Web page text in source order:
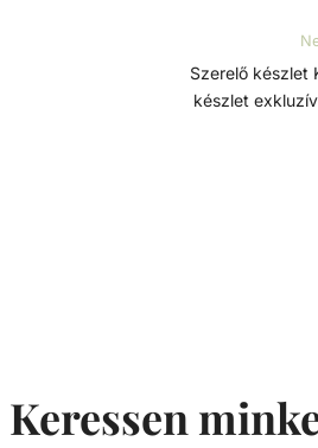
Szerelő készlet Kíváló minőségű Gemas szerelő
készlet
Keressen